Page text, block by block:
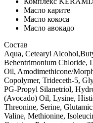
Масло карите
Масло кокоса
Масло авокадо
Состав
Aqua, Cetearyl
Behentrimonium Chloride,
Oil, Amodimethicone/
Copolymer, Trideceth-5,
PG-Propyl Silanetriol,
(Avocado) Oil, Lysine,
Threonine, Serine,
Valine, Methionine,